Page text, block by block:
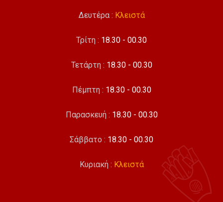
Δευτέρα : Κλειστά
Τρίτη : 18.30 - 00.30
Τετάρτη : 18.30 - 00.30
Πέμπτη : 18.30 - 00.30
Παρασκευή : 18.30 - 00.30
Σάββατο : 18.30 - 00.30
Κυριακή : Κλειστά